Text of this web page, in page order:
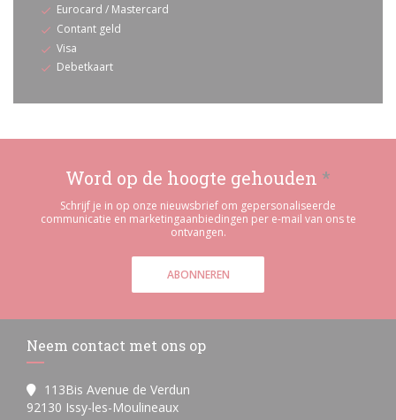
Eurocard / Mastercard
Contant geld
Visa
Debetkaart
Word op de hoogte gehouden *
Schrijf je in op onze nieuwsbrief om gepersonaliseerde
communicatie en marketingaanbiedingen per e-mail van ons te
ontvangen.
ABONNEREN
Neem contact met ons op
113Bis Avenue de Verdun
92130 Issy-les-Moulineaux((opent in een nieuw venster))